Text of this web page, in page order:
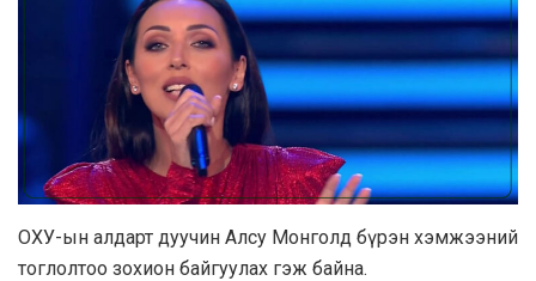
ОХУ-ын алдарт дуучин Алсу Монголд бүрэн хэмжээний
тоглолтоо зохион байгуулах гэж байна.